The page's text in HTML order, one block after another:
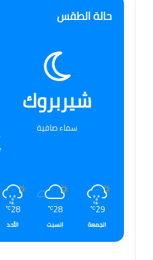
حالة الطقس
شيربروك
سماء صافية
29
℃
الجمعة
28
℃
السبت
28
℃
الأحد